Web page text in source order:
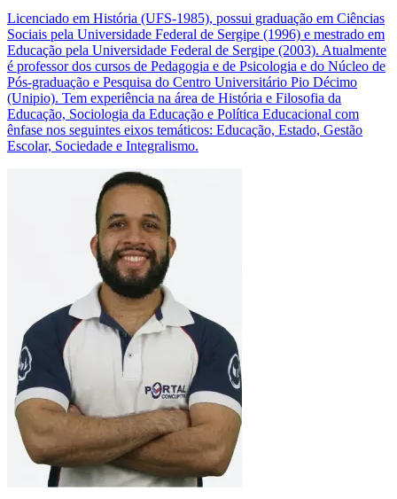
Licenciado em História (UFS-1985), possui graduação em Ciências
Sociais pela Universidade Federal de Sergipe (1996) e mestrado em
Educação pela Universidade Federal de Sergipe (2003). Atualmente
é professor dos cursos de Pedagogia e de Psicologia e do Núcleo de
Pós-graduação e Pesquisa do Centro Universitário Pio Décimo
(Unipio). Tem experiência na área de História e Filosofia da
Educação, Sociologia da Educação e Política Educacional com
ênfase nos seguintes eixos temáticos: Educação, Estado, Gestão
Escolar, Sociedade e Integralismo.